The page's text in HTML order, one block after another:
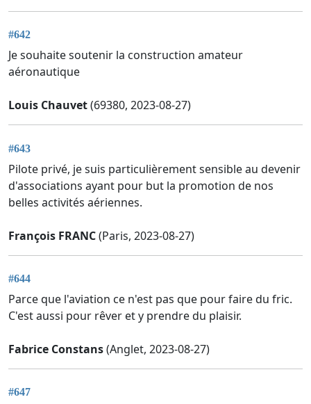
#642
Je souhaite soutenir la construction amateur
aéronautique
Louis Chauvet(69380, 2023-08-27)
#643
Pilote privé, je suis particulièrement sensible au devenir
d'associations ayant pour but la promotion de nos
belles activités aériennes.
François FRANC(Paris, 2023-08-27)
#644
Parce que l'aviation ce n'est pas que pour faire du fric.
C'est aussi pour rêver et y prendre du plaisir.
Fabrice Constans(Anglet, 2023-08-27)
#647